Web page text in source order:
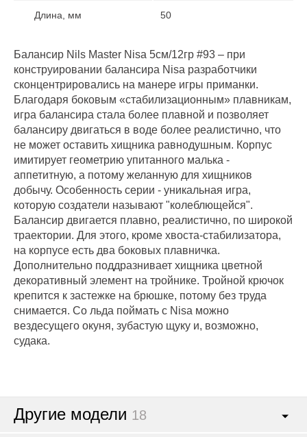
Длина, мм 50
Балансир Nils Master Nisa 5см/12гр #93 – при
конструировании балансира Nisa разработчики
сконцентрировались на манере игры приманки.
Благодаря боковым «стабилизационным» плавникам,
игра балансира стала более плавной и позволяет
балансиру двигаться в воде более реалистично, что
не может оставить хищника равнодушным. Корпус
имитирует геометрию упитанного малька -
аппетитную, а потому желанную для хищников
добычу. Особенность серии - уникальная игра,
которую создатели называют "колеблющейся".
Балансир двигается плавно, реалистично, по широкой
траектории. Для этого, кроме хвоста-стабилизатора,
на корпусе есть два боковых плавничка.
Дополнительно поддразнивает хищника цветной
декоративный элемент на тройнике. Тройной крючок
крепится к застежке на брюшке, потому без труда
снимается. Со льда поймать с Nisa можно
вездесущего окуня, зубастую щуку и, возможно,
судака.
Другие модели 18